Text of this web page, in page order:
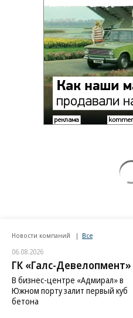
Новости компаний Все
06.08.2026
ГК «Галс-Девелопмент»
В бизнес-центре «Адмирал» в
Южном порту залит первый куб
бетона